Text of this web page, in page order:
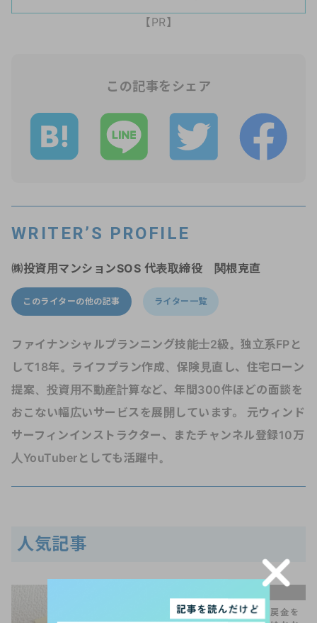
【PR】
この記事をシェア
WRITER’S PROFILE
㈱投資用マンションSOS 代表取締役 関根克直
このライターの他の記事 ライター一覧
ファイナンシャルプランニング技能士2級。独立系FPと
して18年。ライフプラン作成、保険見直し、住宅ローン
提案、投資用不動産計算など、年間300件ほどの面談を
おこない幅広いサービスを展開しています。 元ウィンド
サーフィンインストラクター、またチャンネル登録10万
人YouTuberとしても活躍中。
人気記事
保険を解約して解約返戻金を